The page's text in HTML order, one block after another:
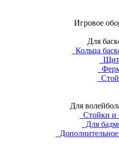
Игровое
Для
Кольца
Для
Стойки и
Для